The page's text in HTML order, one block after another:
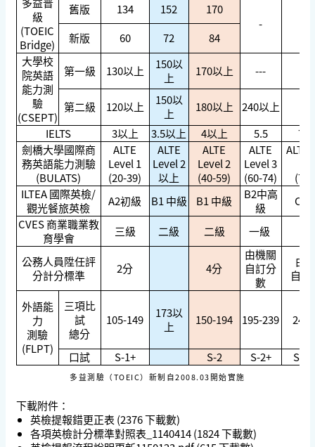
級
(TOEIC
Bridge)
舊版 134 152
170
-
新版
60 72
84
大學校
院英語
能力測
驗
(CSEPT)
第一級 130以上
150以
上
170以上 ---
第二級 120以上
150以
上
180以上 240以上
IELTS
3以上 3.5以上 4以上 5.5
7
劍橋大學國際商
務英語能力測驗
(BULATS)
ALTE
Level 1
(20-39)
ALTE
Level 2
以上
ALTE
Level 2
(40-59)
ALTE
Level 3
(60-74)
ALTE
ILTEA 國際英檢/
觀光餐旅英檢
A2初級 B1 中級 B1 中級
B2中高
級
C1
CVES 商業職業教
育學會
三級 二級 二級 一級
公務人員陞任評
分計分標準
2分 4分
由機關
自訂分
數
由
自訂
外語能
力
測驗
(FLPT)
三項比
試
總分
105-149
173以
上
150-194 195-239
口試 S-1+ S-2 S-2+ S-3
多益測驗（TOEIC）新制自2008.03開始實施
下載附件：
英檢提報錯更正表 (2376 下載數)
各項英檢計分標準對照表_1140414 (1824 下載數)